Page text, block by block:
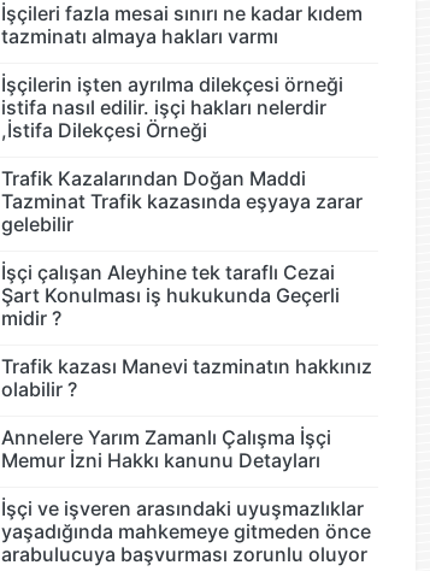
İşçileri fazla mesai sınırı ne kadar kıdem
tazminatı almaya hakları varmı
İşçilerin işten ayrılma dilekçesi örneği
istifa nasıl edilir. işçi hakları nelerdir
,İstifa Dilekçesi Örneği
Trafik Kazalarından Doğan Maddi
Tazminat Trafik kazasında eşyaya zarar
gelebilir
İşçi çalışan Aleyhine tek taraflı Cezai
Şart Konulması iş hukukunda Geçerli
midir ?
Trafik kazası Manevi tazminatın hakkınız
olabilir ?
Annelere Yarım Zamanlı Çalışma İşçi
Memur İzni Hakkı kanunu Detayları
İşçi ve işveren arasındaki uyuşmazlıklar
yaşadığında mahkemeye gitmeden önce
arabulucuya başvurması zorunlu oluyor